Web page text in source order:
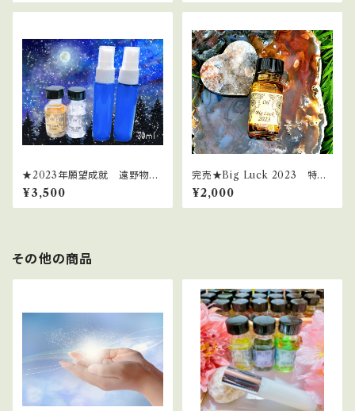
★2023年願望成就 遠野物語
＆愛子物語エネルギースプレー
[30ml]
¥3,500
完売★Big Luck 2023 特大
の幸運2023年（2023年限定オ
イル）
¥2,000
その他の商品